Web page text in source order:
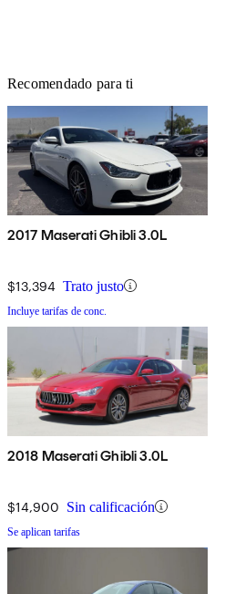
Recomendado para ti
2017 Maserati Ghibli 3.0L
$13,394 Trato justo
Incluye tarifas de conc.
2018 Maserati Ghibli 3.0L
$14,900 Sin calificación
Se aplican tarifas